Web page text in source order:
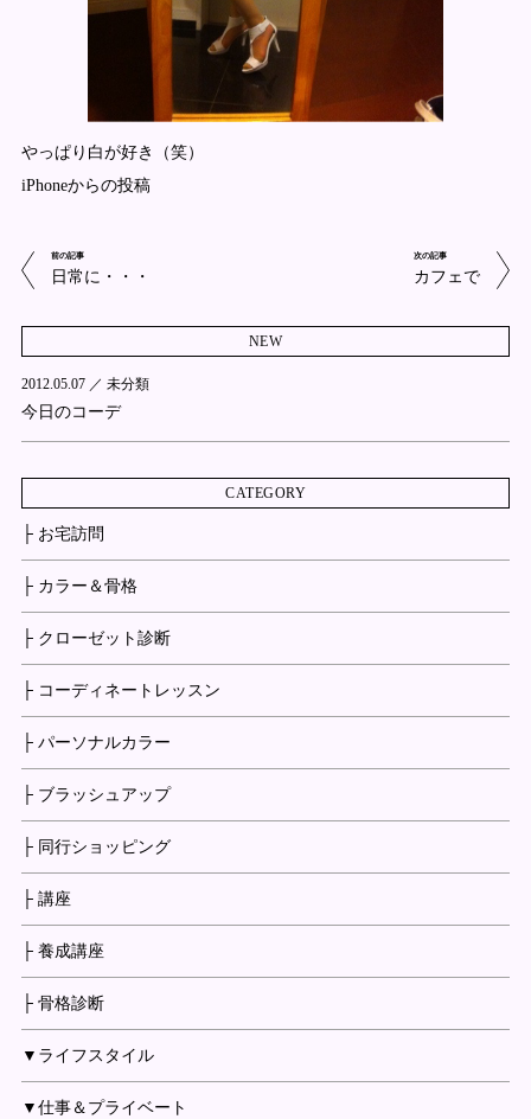
やっぱり白が好き（笑）
iPhoneからの投稿
前の記事
日常に・・・
次の記事
カフェで
NEW
2012.05.07 ／ 未分類
今日のコーデ
CATEGORY
├ お宅訪問
├ カラー＆骨格
├ クローゼット診断
├ コーディネートレッスン
├ パーソナルカラー
├ ブラッシュアップ
├ 同行ショッピング
├ 講座
├ 養成講座
├ 骨格診断
▼ライフスタイル
▼仕事＆プライベート